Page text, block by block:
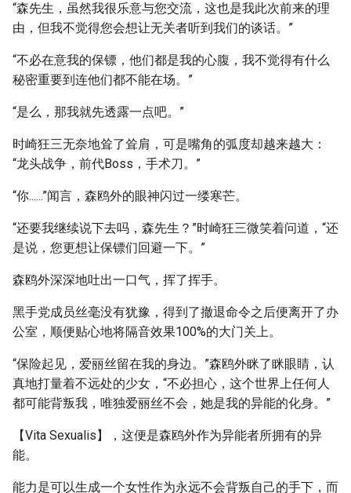
“森先生，虽然我很乐意与您交流，这也是我此次前来的理
由，但我不觉得您会想让无关者听到我们的谈话。”
“不必在意我的保镖，他们都是我的心腹，我不觉得有什么
秘密重要到连他们都不能在场。”
“是么，那我就先透露一点吧。”
时崎狂三无奈地耸了耸肩，可是嘴角的弧度却越来越大：
“龙头战争，前代Boss，手术刀。”
“你......”闻言，森鸥外的眼神闪过一缕寒芒。
“还要我继续说下去吗，森先生？”时崎狂三微笑着问道，“还
是说，您更想让保镖们回避一下。”
森鸥外深深地吐出一口气，挥了挥手。
黑手党成员丝毫没有犹豫，得到了撤退命令之后便离开了办
公室，顺便贴心地将隔音效果100%的大门关上。
“保险起见，爱丽丝留在我的身边。”森鸥外眯了眯眼睛，认
真地打量着不远处的少女，“不必担心，这个世界上任何人
都可能背叛我，唯独爱丽丝不会，她是我的异能的化身。”
【Vita Sexualis】，这便是森鸥外作为异能者所拥有的异
能。
能力是可以生成一个女性作为永远不会背叛自己的手下，而